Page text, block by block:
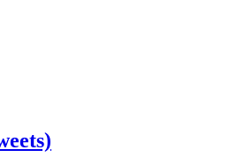
à nos abonnés